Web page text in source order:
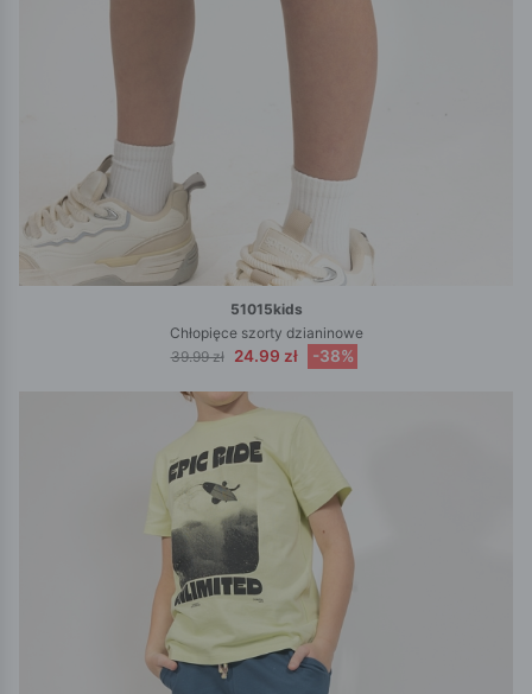
51015kids
Chłopięce szorty dzianinowe
39.99 zł
24.99 zł -38%